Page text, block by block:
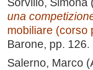
una
mobiliare (corso
Barone, pp.
Salerno, Marco